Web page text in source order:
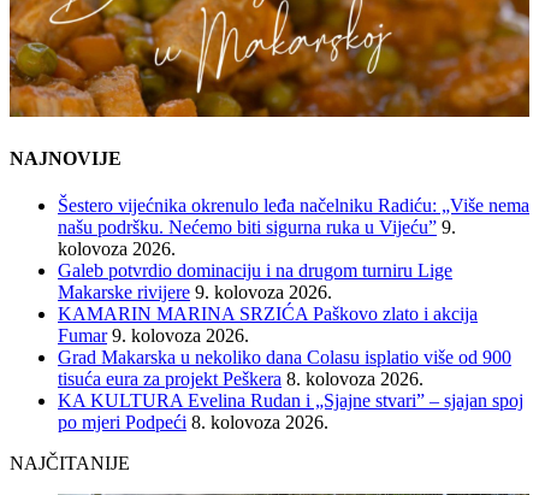
NAJNOVIJE
Šestero vijećnika okrenulo leđa načelniku Radiću: „Više nema
našu podršku. Nećemo biti sigurna ruka u Vijeću” 9.
kolovoza 2026.
Galeb potvrdio dominaciju i na drugom turniru Lige
Makarske rivijere 9. kolovoza 2026.
KAMARIN MARINA SRZIĆA Paškovo zlato i akcija
Fumar 9. kolovoza 2026.
Grad Makarska u nekoliko dana Colasu isplatio više od 900
tisuća eura za projekt Peškera 8. kolovoza 2026.
KA KULTURA Evelina Rudan i „Sjajne stvari” – sjajan spoj
po mjeri Podpeći 8. kolovoza 2026.
NAJČITANIJE